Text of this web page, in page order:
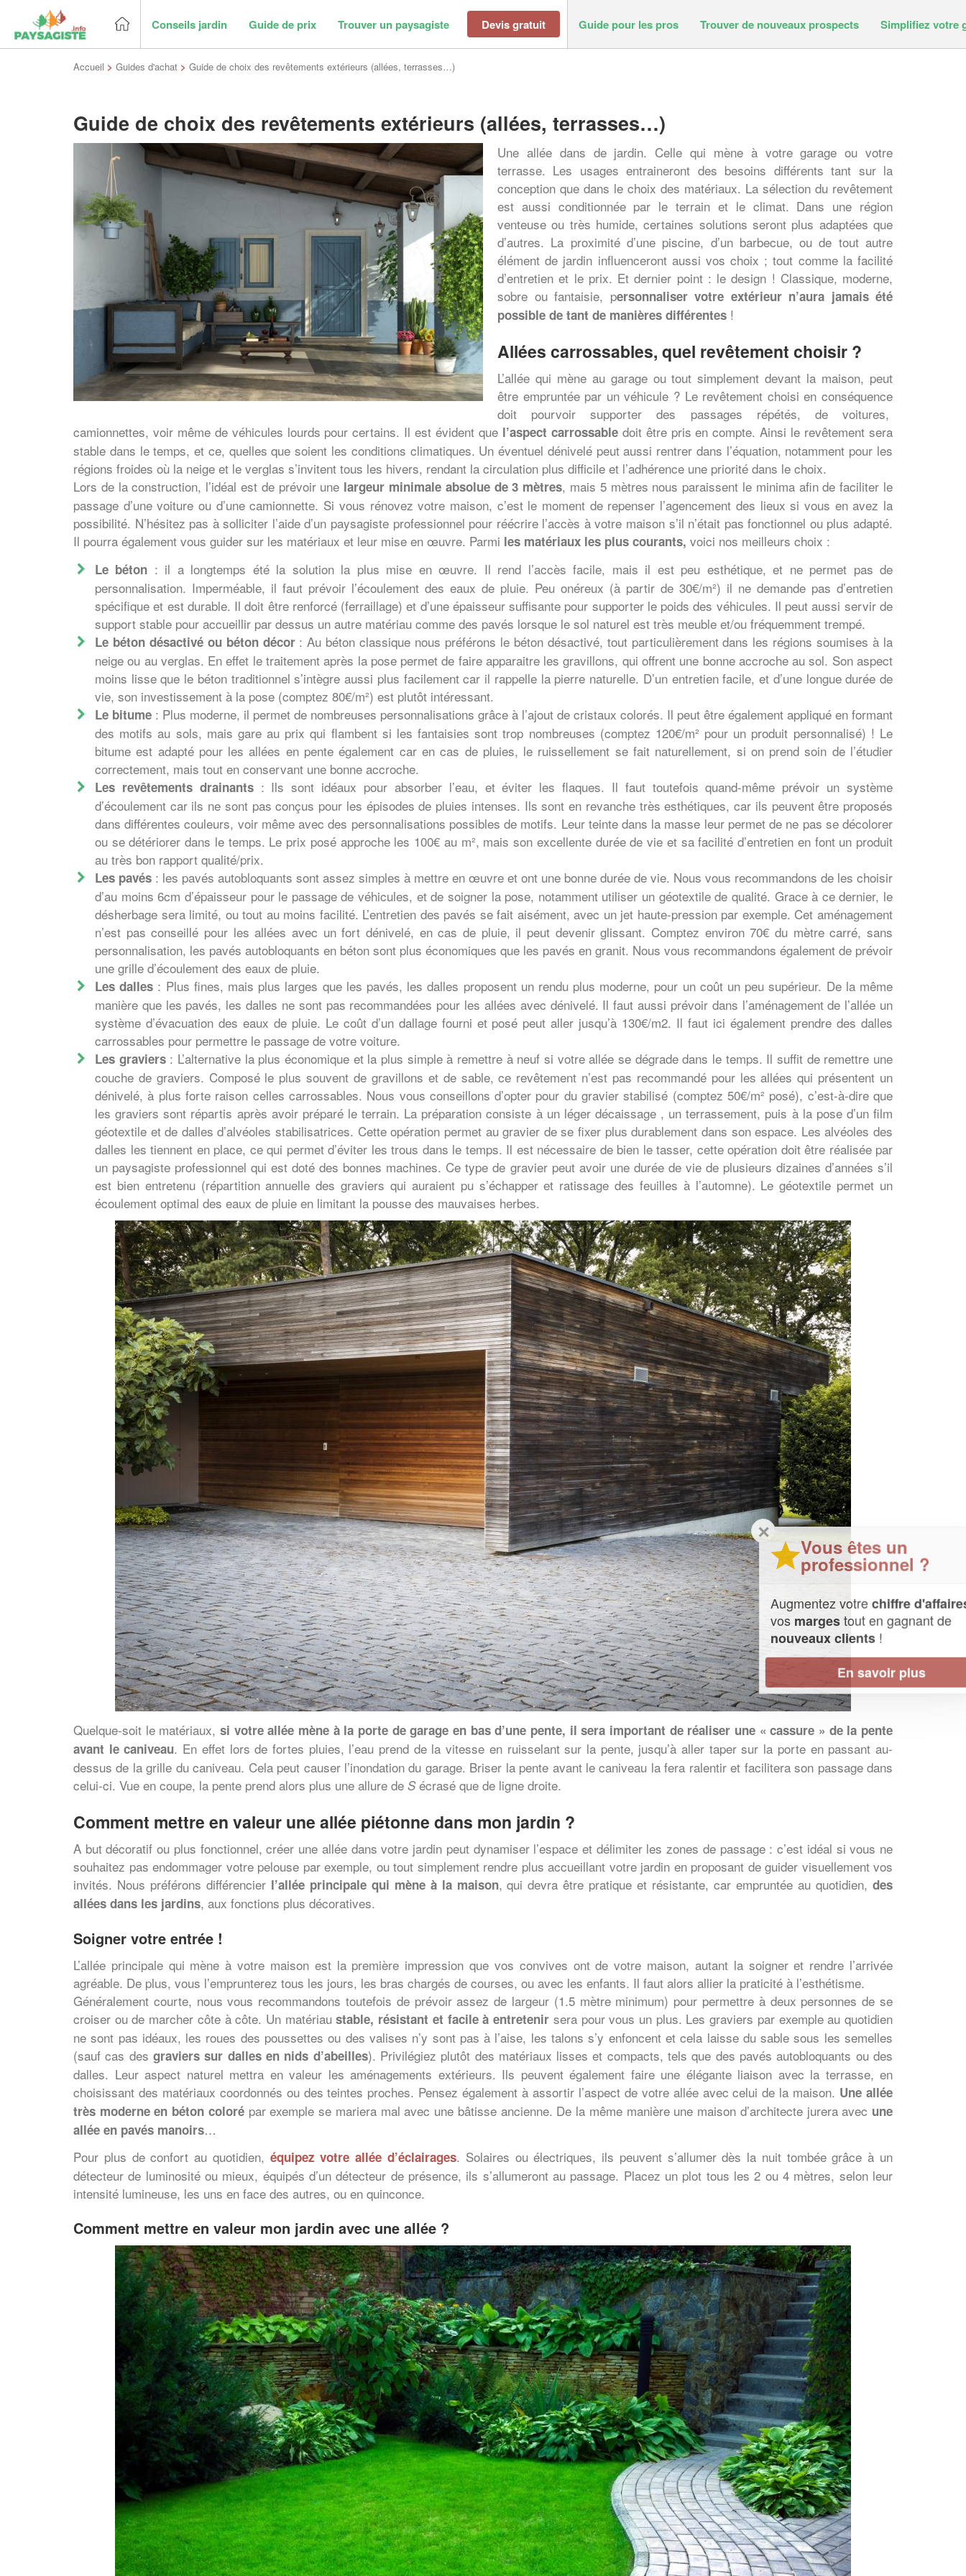
Conseils jardin Guide de prix Trouver un paysagiste Devis gratuit Guide pour les pros Trouver de nouveaux prospects Simplifiez votre
Accueil > Guides d'achat > Guide de choix des revêtements extérieurs (allées, terrasses…)
Guide de choix des revêtements extérieurs (allées, terrasses…)
Une allée dans de jardin. Celle qui mène à votre garage ou votre
terrasse. Les usages entraineront des besoins différents tant sur la
conception que dans le choix des matériaux. La sélection du revêtement
est aussi conditionnée par le terrain et le climat. Dans une région
venteuse ou très humide, certaines solutions seront plus adaptées que
d’autres. La proximité d’une piscine, d’un barbecue, ou de tout autre
élément de jardin influenceront aussi vos choix ; tout comme la facilité
d’entretien et le prix. Et dernier point : le design ! Classique, moderne,
sobre ou fantaisie, personnaliser votre extérieur n’aura jamais été
possible de tant de manières différentes !
Allées carrossables, quel revêtement choisir ?
L’allée qui mène au garage ou tout simplement devant la maison, peut
être empruntée par un véhicule ? Le revêtement choisi en conséquence
doit pourvoir supporter des passages répétés, de voitures,
camionnettes, voir même de véhicules lourds pour certains. Il est évident que l’aspect carrossabledoit être pris en compte. Ainsi le revêtement sera
stable dans le temps, et ce, quelles que soient les conditions climatiques. Un éventuel dénivelé peut aussi rentrer dans l’équation, notamment pour les
régions froides où la neige et le verglas s’invitent tous les hivers, rendant la circulation plus difficile et l’adhérence une priorité dans le choix.
Lors de la construction, l’idéal est de prévoir une largeur minimale absolue de 3 mètres, mais 5 mètres nous paraissent le minima afin de faciliter le
passage d’une voiture ou d’une camionnette. Si vous rénovez votre maison, c’est le moment de repenser l’agencement des lieux si vous en avez la
possibilité. N’hésitez pas à solliciter l’aide d’un paysagiste professionnel pour réécrire l’accès à votre maison s’il n’était pas fonctionnel ou plus adapté.
Il pourra également vous guider sur les matériaux et leur mise en œuvre. Parmi les matériaux les plus courants, voici nos meilleurs choix :
Le béton : il a longtemps été la solution la plus mise en œuvre. Il rend l’accès facile, mais il est peu esthétique, et ne permet pas de
personnalisation. Imperméable, il faut prévoir l’écoulement des eaux de pluie. Peu onéreux (à partir de 30€/m²) il ne demande pas d’entretien
spécifique et est durable. Il doit être renforcé (ferraillage) et d’une épaisseur suffisante pour supporter le poids des véhicules. Il peut aussi servir de
support stable pour accueillir par dessus un autre matériau comme des pavés lorsque le sol naturel est très meuble et/ou fréquemment trempé.
Le béton désactivé ou béton décor: Au béton classique nous préférons le béton désactivé, tout particulièrement dans les régions soumises à la
neige ou au verglas. En effet le traitement après la pose permet de faire apparaitre les gravillons, qui offrent une bonne accroche au sol. Son aspect
moins lisse que le béton traditionnel s’intègre aussi plus facilement car il rappelle la pierre naturelle. D’un entretien facile, et d’une longue durée de
vie, son investissement à la pose (comptez 80€/m²) est plutôt intéressant.
Le bitume : Plus moderne, il permet de nombreuses personnalisations grâce à l’ajout de cristaux colorés. Il peut être également appliqué en formant
des motifs au sols, mais gare au prix qui flambent si les fantaisies sont trop nombreuses (comptez 120€/m² pour un produit personnalisé) ! Le
bitume est adapté pour les allées en pente également car en cas de pluies, le ruissellement se fait naturellement, si on prend soin de l’étudier
correctement, mais tout en conservant une bonne accroche.
Les revêtements drainants: Ils sont idéaux pour absorber l’eau, et éviter les flaques. Il faut toutefois quand-même prévoir un système
d’écoulement car ils ne sont pas conçus pour les épisodes de pluies intenses. Ils sont en revanche très esthétiques, car ils peuvent être proposés
dans différentes couleurs, voir même avec des personnalisations possibles de motifs. Leur teinte dans la masse leur permet de ne pas se décolorer
ou se détériorer dans le temps. Le prix posé approche les 100€ au m², mais son excellente durée de vie et sa facilité d’entretien en font un produit
au très bon rapport qualité/prix.
Les pavés : les pavés autobloquants sont assez simples à mettre en œuvre et ont une bonne durée de vie. Nous vous recommandons de les choisir
d’au moins 6cm d’épaisseur pour le passage de véhicules, et de soigner la pose, notamment utiliser un géotextile de qualité. Grace à ce dernier, le
désherbage sera limité, ou tout au moins facilité. L’entretien des pavés se fait aisément, avec un jet haute-pression par exemple. Cet aménagement
n’est pas conseillé pour les allées avec un fort dénivelé, en cas de pluie, il peut devenir glissant. Comptez environ 70€ du mètre carré, sans
personnalisation, les pavés autobloquants en béton sont plus économiques que les pavés en granit. Nous vous recommandons également de prévoir
une grille d’écoulement des eaux de pluie.
Les dalles : Plus fines, mais plus larges que les pavés, les dalles proposent un rendu plus moderne, pour un coût un peu supérieur. De la même
manière que les pavés, les dalles ne sont pas recommandées pour les allées avec dénivelé. Il faut aussi prévoir dans l’aménagement de l’allée un
système d’évacuation des eaux de pluie. Le coût d’un dallage fourni et posé peut aller jusqu’à 130€/m2. Il faut ici également prendre des dalles
carrossables pour permettre le passage de votre voiture.
Les graviers: L’alternative la plus économique et la plus simple à remettre à neuf si votre allée se dégrade dans le temps. Il suffit de remettre une
couche de graviers. Composé le plus souvent de gravillons et de sable, ce revêtement n’est pas recommandé pour les allées qui présentent un
dénivelé, à plus forte raison celles carrossables. Nous vous conseillons d’opter pour du gravier stabilisé (comptez 50€/m² posé), c’est-à-dire que
les graviers sont répartis après avoir préparé le terrain. La préparation consiste à un léger décaissage , un terrassement, puis à la pose d’un film
géotextile et de dalles d’alvéoles stabilisatrices. Cette opération permet au gravier de se fixer plus durablement dans son espace. Les alvéoles des
dalles les tiennent en place, ce qui permet d’éviter les trous dans le temps. Il est nécessaire de bien le tasser, cette opération doit être réalisée par
un paysagiste professionnel qui est doté des bonnes machines. Ce type de gravier peut avoir une durée de vie de plusieurs dizaines d’années s’il
est bien entretenu (répartition annuelle des graviers qui auraient pu s’échapper et ratissage des feuilles à l’automne). Le géotextile permet un
écoulement optimal des eaux de pluie en limitant la pousse des mauvaises herbes.
Quelque-soit le matériaux, si votre allée mène à la porte de garage en bas d’une pente, il sera important de réaliser une « cassure » de la pente
avant le caniveau. En effet lors de fortes pluies, l’eau prend de la vitesse en ruisselant sur la pente, jusqu’à aller taper sur la porte en passant au-
dessus de la grille du caniveau. Cela peut causer l’inondation du garage. Briser la pente avant le caniveau la fera ralentir et facilitera son passage dans
celui-ci. Vue en coupe, la pente prend alors plus une allure de Sécrasé que de ligne droite.
Comment mettre en valeur une allée piétonne dans mon jardin ?
A but décoratif ou plus fonctionnel, créer une allée dans votre jardin peut dynamiser l’espace et délimiter les zones de passage : c’est idéal si vous ne
souhaitez pas endommager votre pelouse par exemple, ou tout simplement rendre plus accueillant votre jardin en proposant de guider visuellement vos
invités. Nous préférons différencierl’allée principale qui mène à la maison, qui devra être pratique et résistante, car empruntée au quotidien,des
allées dans les jardins, aux fonctions plus décoratives.
Soigner votre entrée !
L’allée principale qui mène à votre maison est la première impression que vos convives ont de votre maison, autant la soigner et rendre l’arrivée
agréable. De plus, vous l’emprunterez tous les jours, les bras chargés de courses, ou avec les enfants. Il faut alors allier la praticité à l’esthétisme.
Généralement courte, nous vous recommandons toutefois de prévoir assez de largeur (1.5 mètre minimum) pour permettre à deux personnes de se
croiser ou de marcher côte à côte. Un matériaustable, résistant et facile à entretenir sera pour vous un plus. Les graviers par exemple au quotidien
ne sont pas idéaux, les roues des poussettes ou des valises n’y sont pas à l’aise, les talons s’y enfoncent et cela laisse du sable sous les semelles
(sauf cas des graviers sur dalles en nids d’abeilles). Privilégiez plutôt des matériaux lisses et compacts, tels que des pavés autobloquants ou des
dalles. Leur aspect naturel mettra en valeur les aménagements extérieurs. Ils peuvent également faire une élégante liaison avec la terrasse, en
choisissant des matériaux coordonnés ou des teintes proches. Pensez également à assortir l’aspect de votre allée avec celui de la maison. Une allée
très moderne en béton colorépar exemple se mariera mal avec une bâtisse ancienne. De la même manière une maison d’architecte jurera avec une
allée en pavés manoirs…
Pour plus de confort au quotidien, équipez votre allée d’éclairages. Solaires ou électriques, ils peuvent s’allumer dès la nuit tombée grâce à un
détecteur de luminosité ou mieux, équipés d’un détecteur de présence, ils s’allumeront au passage. Placez un plot tous les 2 ou 4 mètres, selon leur
intensité lumineuse, les uns en face des autres, ou en quinconce.
Comment mettre en valeur mon jardin avec une allée ?
✕
Vous êtes un
professionnel ?
Augmentez votrechiffre d'affaireset
vosmargestout en gagnant de
nouveaux clients!
En savoir plus